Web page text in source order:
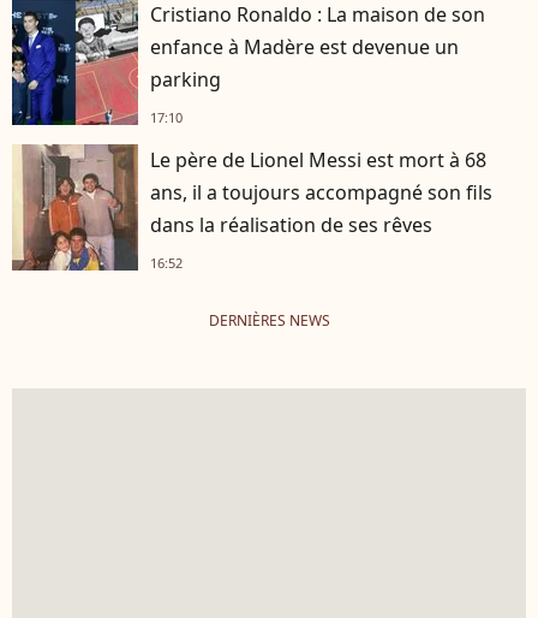
Cristiano Ronaldo : La maison de son
enfance à Madère est devenue un
parking
17:10
Le père de Lionel Messi est mort à 68
ans, il a toujours accompagné son fils
dans la réalisation de ses rêves
16:52
DERNIÈRES NEWS